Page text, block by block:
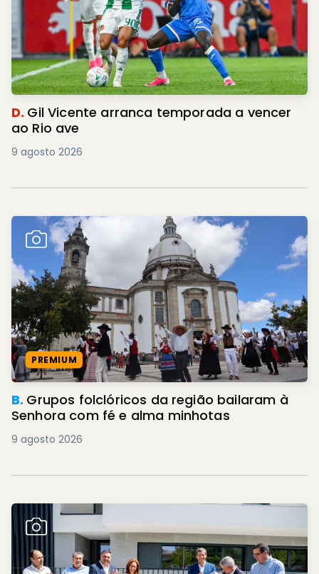
D. Gil Vicente arranca temporada a vencer
ao Rio ave
9 agosto 2026
PREMIUM
B. Grupos folclóricos da região bailaram à
Senhora com fé e alma minhotas
9 agosto 2026